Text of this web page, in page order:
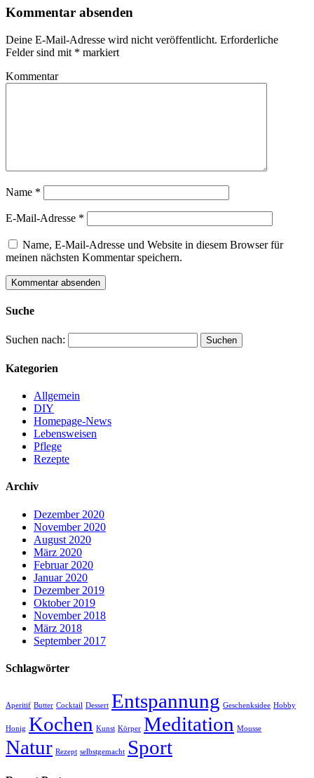
Kommentar absenden
Deine E-Mail-Adresse wird nicht veröffentlicht. Erforderliche
Felder sind mit * markiert
Kommentar
Name *
E-Mail-Adresse *
Name, E-Mail-Adresse und Website in diesem Browser für
meinen nächsten Kommentar speichern.
Suche
Suchen nach:
Kategorien
Allgemein
DIY
Homepage-News
Lebensweisen
Pflege
Rezepte
Archiv
Dezember 2020
November 2020
August 2020
März 2020
Februar 2020
Januar 2020
Dezember 2019
Oktober 2019
November 2018
März 2018
September 2017
Schlagwörter
Aperitif Butter Cocktail Dessert Entspannung Geschenksidee Hobby
Honig Kochen Kunst Körper Meditation Mousse
Natur Rezept selbstgemacht Sport